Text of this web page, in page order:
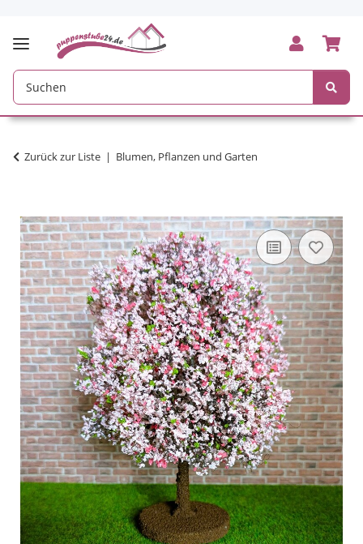
Zurück zur Liste Blumen, Pflanzen und Garten